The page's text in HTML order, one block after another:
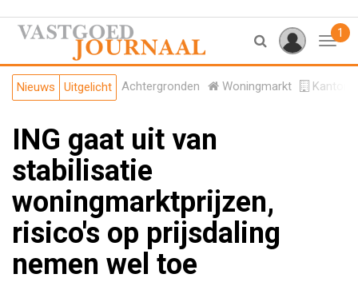
1
Nieuws Uitgelicht Achtergronden Woningmarkt
ING gaat uit van
stabilisatie
woningmarktprijzen,
risico's op prijsdaling
nemen wel toe